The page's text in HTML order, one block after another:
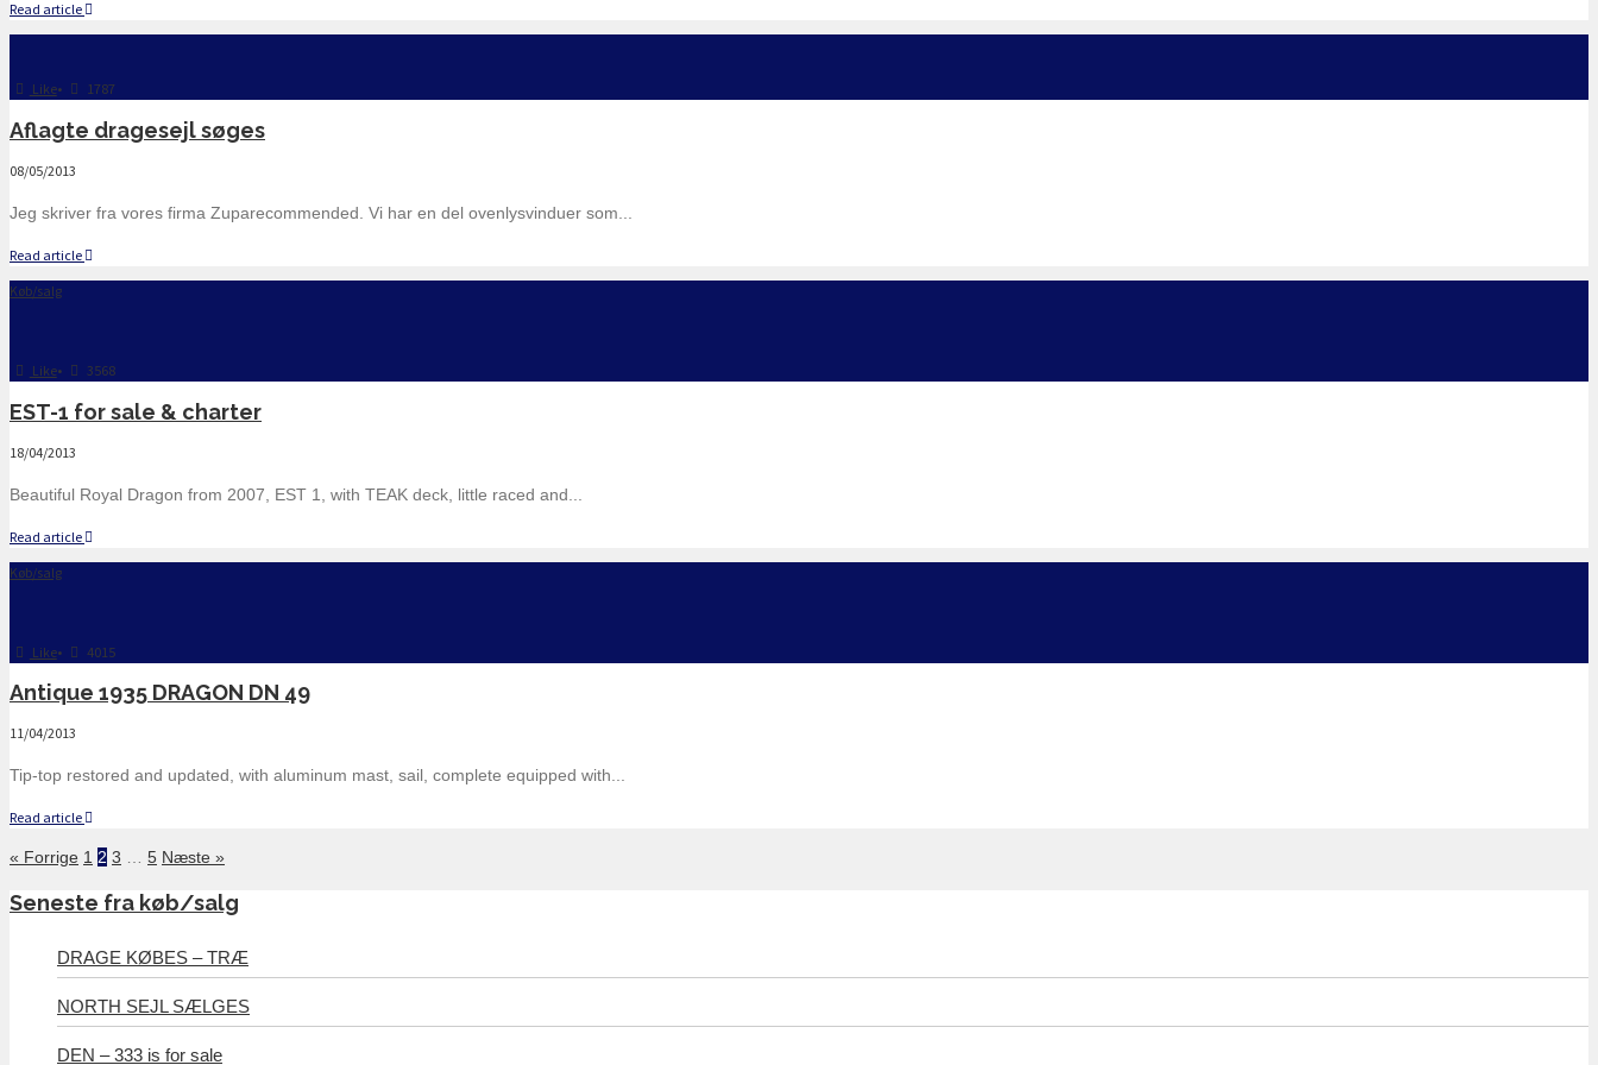
Read article
Like• 1787
Aflagte dragesejl søges
08/05/2013
Jeg skriver fra vores firma Zuparecommended. Vi har en del ovenlysvinduer som...
Read article
Køb/salg
Like• 3568
EST-1 for sale & charter
18/04/2013
Beautiful Royal Dragon from 2007, EST 1, with TEAK deck, little raced and...
Read article
Køb/salg
Like• 4015
Antique 1935 DRAGON DN 49
11/04/2013
Tip-top restored and updated, with aluminum mast, sail, complete equipped with...
Read article
« Forrige 1 2 3 … 5 Næste »
Seneste fra køb/salg
DRAGE KØBES – TRÆ
NORTH SEJL SÆLGES
DEN – 333 is for sale